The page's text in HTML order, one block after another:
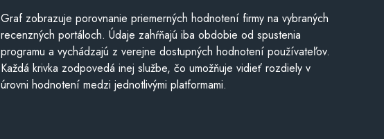
Graf zobrazuje porovnanie priemerných hodnotení firmy na vybraných
recenzných portáloch. Údaje zahŕňajú iba obdobie od spustenia
programu a vychádzajú z verejne dostupných hodnotení používateľov.
Každá krivka zodpovedá inej službe, čo umožňuje vidieť rozdiely v
úrovni hodnotení medzi jednotlivými platformami.